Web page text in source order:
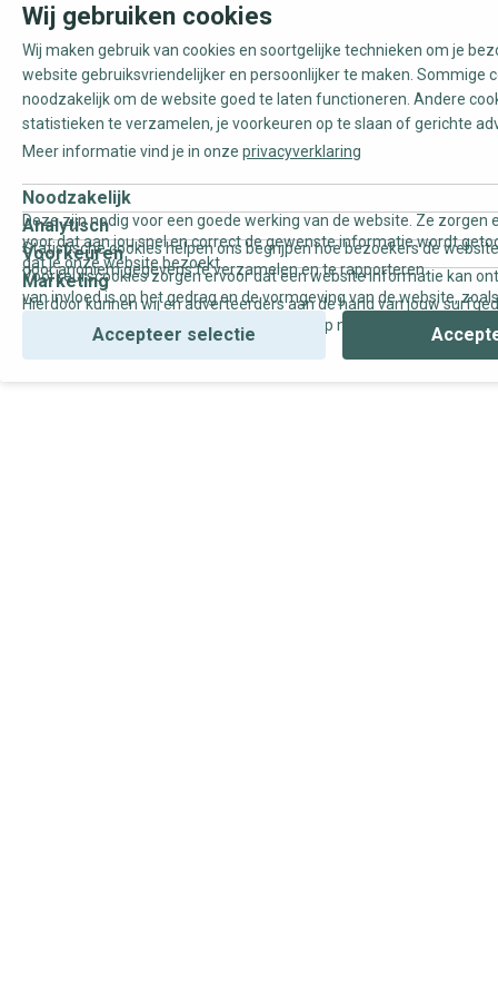
Wij gebruiken cookies
Wij maken gebruik van cookies en soortgelijke technieken om je
website gebruiksvriendelijker en persoonlijker te maken. Sommige
noodzakelijk om de website goed te laten functioneren. Andere
statistieken te verzamelen, je voorkeuren op te slaan of gerichte
Meer informatie vind je in onze privacyverklaring
Noodzakelijk
Deze zijn nodig voor een goede werking van de website. Ze zorgen
voor dat aan jou snel en correct de gewenste informatie wordt
dat je onze website bezoekt.
Analytisch
Statistische cookies helpen ons begrijpen hoe bezoekers de
door anoniem gegevens te verzamelen en te rapporteren.
Voorkeuren
Voorkeurscookies zorgen ervoor dat een website informatie kan
van invloed is op het gedrag en de vormgeving van de website,
Marketing
Hierdoor kunnen wij en adverteerders aan de hand van jouw
gepersonaliseerde online advertenties en op maat gemaakte
Accepteer selectie